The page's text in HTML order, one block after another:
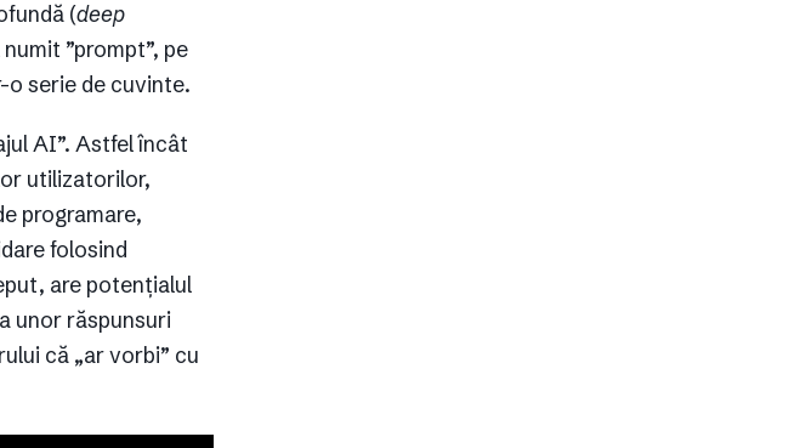
(deep
”prompt”, pe
serie de cuvinte.
AI”. Astfel încât
utilizatorilor,
programare,
folosind
are potențialul
unor răspunsuri
că „ar vorbi” cu